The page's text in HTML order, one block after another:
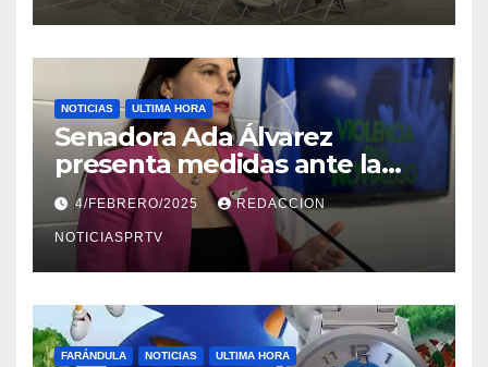
NOTICIAS ULTIMA HORA
Senadora Ada Álvarez
presenta medidas ante la
violencia en el noviazgo
4/FEBRERO/2025 REDACCION
NOTICIASPRTV
FARÁNDULA NOTICIAS ULTIMA HORA